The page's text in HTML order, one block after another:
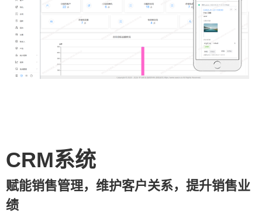
CRM系统
赋能销售管理，维护客户关系，提升销售业
绩